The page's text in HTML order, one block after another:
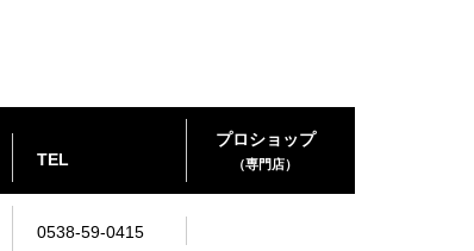
TEL
プロショップ
（専門店）
0538-59-0415